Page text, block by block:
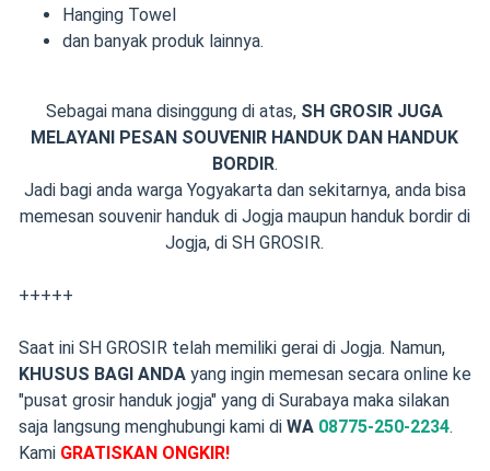
Hanging Towel
dan banyak produk lainnya.
Sebagai mana disinggung di atas, SH GROSIR JUGA
MELAYANI PESAN SOUVENIR HANDUK DAN HANDUK
BORDIR.
Jadi bagi anda warga Yogyakarta dan sekitarnya, anda bisa
memesan souvenir handuk di Jogja maupun handuk bordir di
Jogja, di SH GROSIR.
+++++
Saat ini SH GROSIR telah memiliki gerai di Jogja. Namun,
KHUSUS BAGI ANDAyang ingin memesan secara online ke
"pusat grosir handuk jogja" yang di Surabaya maka silakan
saja langsung menghubungi kami di WA 08775-250-2234.
Kami GRATISKAN ONGKIR!